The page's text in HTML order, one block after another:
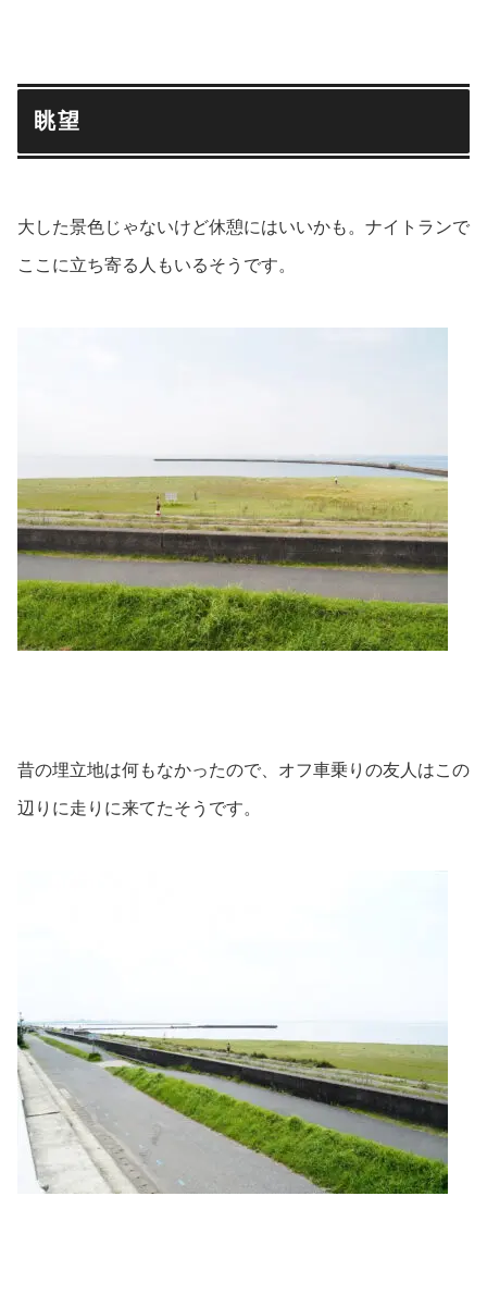
眺望
大した景色じゃないけど休憩にはいいかも。ナイトランで
ここに立ち寄る人もいるそうです。
昔の埋立地は何もなかったので、オフ車乗りの友人はこの
辺りに走りに来てたそうです。